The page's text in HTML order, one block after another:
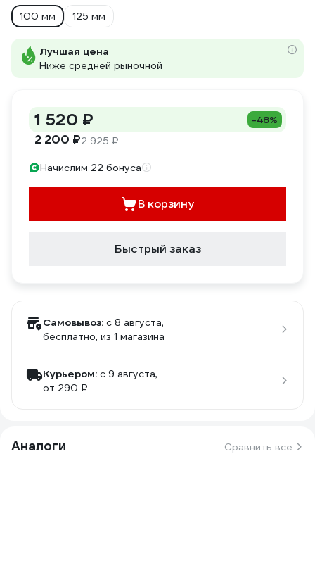
100 мм
125 мм
Лучшая цена
Ниже средней рыночной
1 520 ₽ -48%
2 200 ₽2 925 ₽
Начислим 22 бонуса
В корзину
Быстрый заказ
Самовывоз: c 8 августа,
бесплатно, из 1 магазина
Курьером: c 9 августа,
от 290 ₽
Аналоги Сравнить все